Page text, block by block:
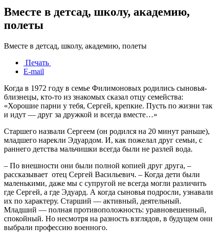
Вместе в детсад, школу, академию,
полеты
Вместе в детсад, школу, академию, полеты
Печать
E-mail
Когда в 1972 году в семье Филимоновых родились сыновья-
близнецы, кто-то из знакомых сказал отцу семейства:
«Хорошие парни у тебя, Сергей, крепкие. Пусть по жизни так
и идут — друг за дружкой и всегда вместе…»
Старшего назвали Сергеем (он родился на 20 минут раньше),
младшего нарекли Эдуардом. И, как пожелал друг семьи, с
раннего детства мальчишки всегда были не разлей вода.
– По внешности они были полной копией друг друга, –
рассказывает отец Сергей Васильевич. – Когда дети были
маленькими, даже мы с супругой не всегда могли различить
где Сергей, а где Эдуард. А когда сыновья подросли, узнавали
их по характеру. Старший — активный, деятельный.
Младший — полная противоположность: уравновешенный,
спокойный. Но несмотря на разность взглядов, в будущем они
выбрали профессию военного.